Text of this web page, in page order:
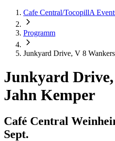
Cafe Central/TocopillA
Programm
Junkyard Drive, V 8
Junkyard
Jahn Kemper
Café Central
Sept.